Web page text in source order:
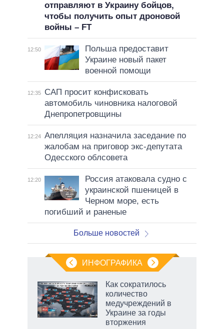
отправляют в Украину бойцов,
чтобы получить опыт дроновой
войны – FT
12:50
Польша предоставит
Украине новый пакет
военной помощи
12:35
САП просит конфисковать
автомобиль чиновника налоговой
Днепропетровщины
12:24 Апелляция назначила заседание по
жалобам на приговор экс-депутата
Одесского облсовета
12:20
Россия атаковала судно с
украинской пшеницей в
Черном море, есть
погибший и раненые
Больше новостей
ИНФОГРАФИКА
Как сократилось
количество
медучреждений в
Украине за годы
вторжения